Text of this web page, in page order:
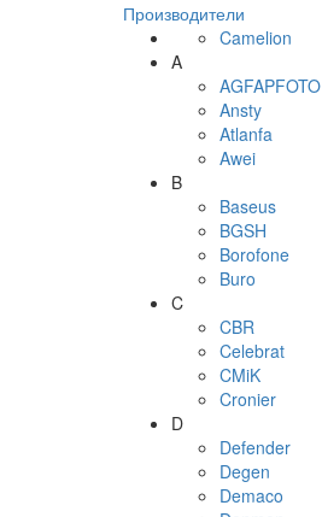
Производители
Camelion
A
AGFAPFOTO
Ansty
Atlanfa
Awei
B
Baseus
BGSH
Borofone
Buro
C
CBR
Celebrat
CMiK
Cronier
D
Defender
Degen
Demaco